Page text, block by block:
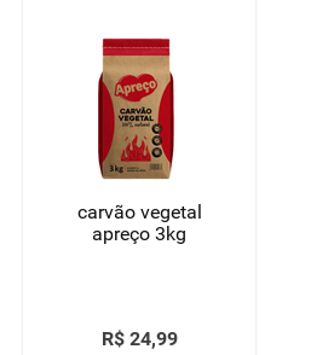
carvão vegetal
apreço 3kg
R$ 24,99